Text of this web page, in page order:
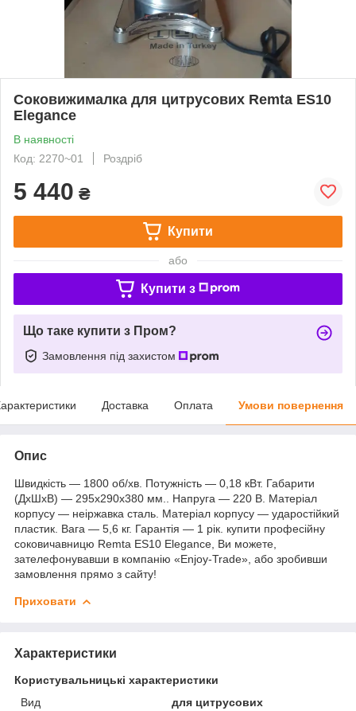
Соковижималка для цитрусових Remta ES10
Elegance
В наявності
Код: 2270~01
Роздріб
5 440 ₴
Купити
або
Купити з
Що таке купити з Пром?
Замовлення під захистом
Доставка Оплата Умови повернення
Опис
Швидкість — 1800 об/хв. Потужність — 0,18 кВт. Габарити
(ДхШхВ) — 295х290х380 мм.. Напруга — 220 В. Матеріал
корпусу — неіржавка сталь. Матеріал корпусу — ударостійкий
пластик. Вага — 5,6 кг. Гарантія — 1 рік. купити професійну
соковичавницю Remta ES10 Elegance, Ви можете,
зателефонувавши в компанію «Enjoy-Trade», або зробивши
замовлення прямо з сайту!
Приховати
Характеристики
Користувальницькі характеристики
Вид
для цитрусових